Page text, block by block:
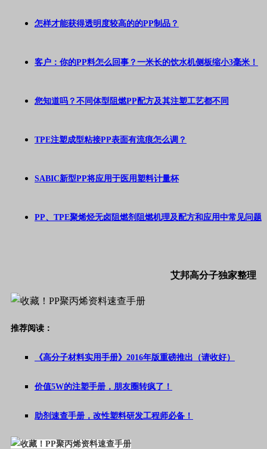
怎样才能获得透明度较高的的PP制品？
客户：你的PP料怎么回事？一米长的饮水机侧板缩小3毫米！
您知道吗？不同体型阻燃PP配方及其注塑工艺都不同
TPE注塑成型粘接PP表面有流痕怎么调？
SABIC新型PP将应用于医用塑料计量杯
PP、TPE聚烯烃无卤阻燃剂阻燃机理及配方和应用中常见问题
艾邦高分子独家整理
推荐阅读：
《高分子材料实用手册》2016年版重磅推出（请收好）
价值5W的注塑手册，朋友圈转疯了！
助剂速查手册，改性塑料研发工程师必备！